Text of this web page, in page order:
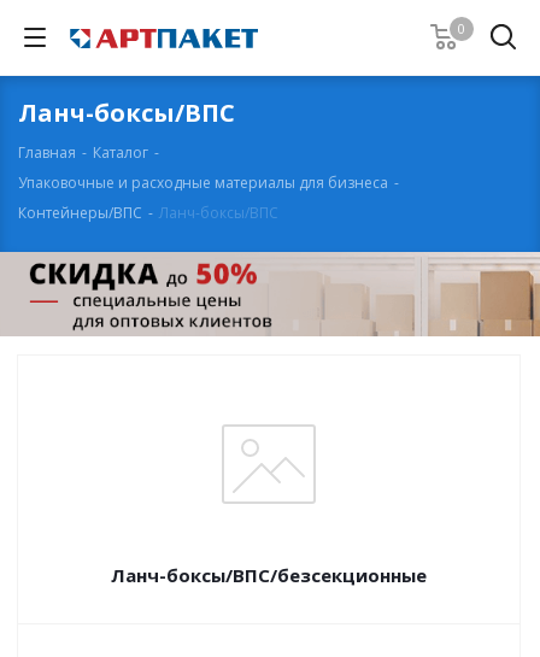
0
Ланч-боксы/ВПС
Главная - Каталог -
Упаковочные и расходные материалы для бизнеса -
Контейнеры/ВПС - Ланч-боксы/ВПС
Ланч-боксы/ВПС/безсекционные